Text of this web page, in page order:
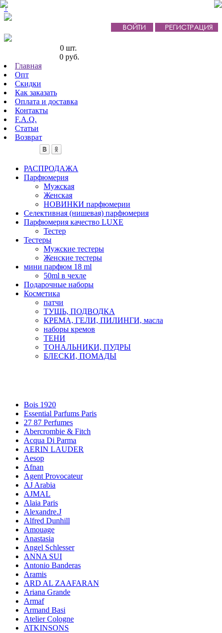
↑
0 шт.
0 руб.
Главная
Опт
Скидки
Как заказать
Оплата и доставка
Контакты
F.A.Q.
Статьи
Возврат
РАСПРОДАЖА
Парфюмерия
Мужская
Женская
НОВИНКИ парфюмерии
Селективная (нишевая) парфюмерия
Парфюмерия качество LUXE
Тестер
Тестеры
Мужские тестеры
Женские тестеры
мини парфюм 18 ml
50ml в чехле
Подарочные наборы
Косметика
патчи
ТУШЬ, ПОДВОДКА
КРЕМА, ГЕЛИ, ПИЛИНГИ, масла
наборы кремов
ТЕНИ
ТОНАЛЬНИКИ, ПУДРЫ
БЛЕСКИ, ПОМАДЫ
Bois 1920
Essential Parfums Paris
27 87 Perfumes
Abercrombie & Fitch
Acqua Di Parma
AERIN LAUDER
Aesop
Afnan
Agent Provocateur
AJ Arabia
AJMAL
Alaia Paris
Alexandre.J
Alfred Dunhill
Amouage
Anastasia
Angel Schlesser
ANNA SUI
Antonio Banderas
Aramis
ARD AL ZAAFARAN
Ariana Grande
Armaf
Armand Basi
Atelier Cologne
ATKINSONS